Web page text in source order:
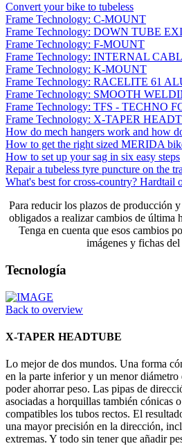
Convert your bike to tubeless
Frame Technology: C-MOUNT
Frame Technology: DOWN TUBE
Frame Technology: F-MOUNT
Frame Technology: INTERNAL
Frame Technology: K-MOUNT
Frame Technology: RACELITE 61
Frame Technology: SMOOTH
Frame Technology: TFS - TECHNO
Frame Technology: X-TAPER
How do mech hangers work and how
How to get the right sized MERIDA
How to set up your sag in six easy steps
Repair a tubeless tyre puncture on the
What's best for cross-country? Hardtail
Para reducir los plazos de producción
obligados a realizar cambios de última
Tenga en cuenta que esos cambios
imágenes y fichas
Tecnología
Back to overview
X-TAPER HEADTUBE
Lo mejor de dos mundos. Una forma
en la parte inferior y un menor diámetro
poder ahorrar peso. Las pipas de
asociadas a horquillas también cónicas
compatibles los tubos rectos. El
una mayor precisión en la dirección,
extremas. Y todo sin tener que añadir